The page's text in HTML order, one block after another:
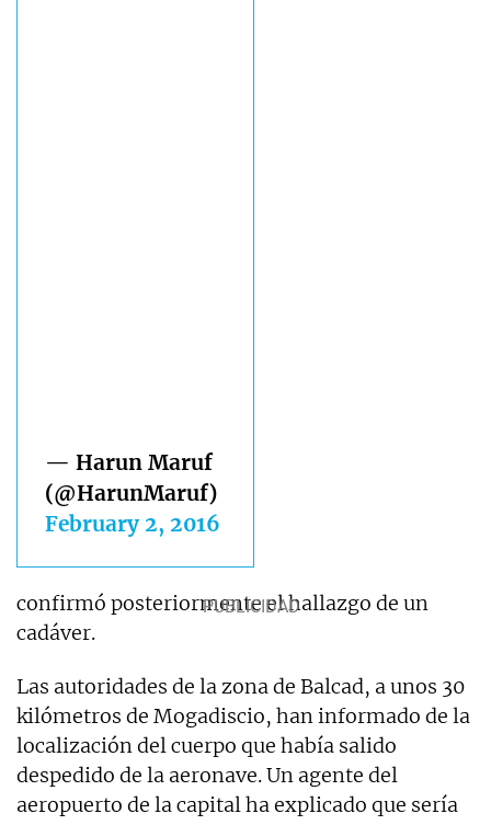
— Harun Maruf
(@HarunMaruf)
February 2, 2016
confirmó posteriormente el hallazgo de un
cadáver.
Las autoridades de la zona de Balcad, a unos 30
kilómetros de Mogadiscio, han informado de la
localización del cuerpo que había salido
despedido de la aeronave. Un agente del
aeropuerto de la capital ha explicado que sería